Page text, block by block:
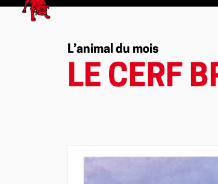
L’animal du mois
LE CERF